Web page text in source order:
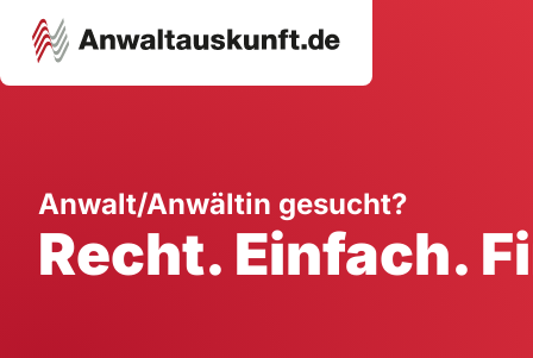
Ausbildung
Handwerk
Dienstleistung
Anwalt/Anwältin gesucht?
Recht. Einfach.